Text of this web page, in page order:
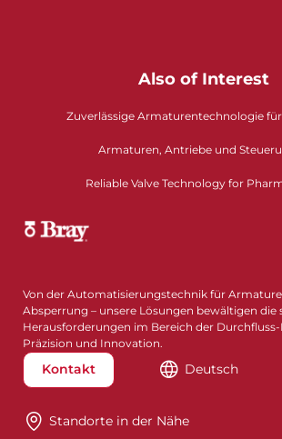
Also of Interest
Zuverlässige Armaturentechnologie
Armaturen, Antriebe und
Reliable Valve Technology for
Von der Automatisierungstechnik für
Absperrung – unsere Lösungen bewältigen die
Herausforderungen im Bereich der
Präzision und Innovation.
Kontakt Deutsch
Standorte in der Nähe​​​​​​​